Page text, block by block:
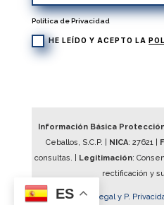
Política de Privacidad
HE LEÍDO Y ACEPTO LA
Información Básica
Ceballos, S.C.P. | NICA: 27621|
consultas. | Legitimación:
rectificación y
Aviso Legal y P.
ES